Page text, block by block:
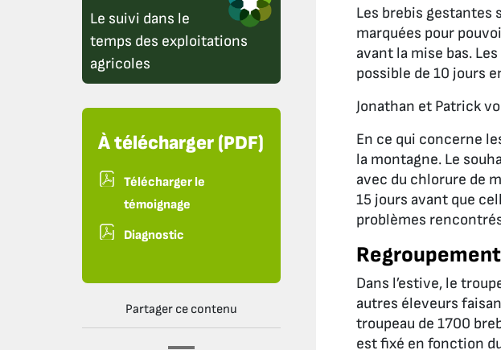
Le suivi dans le
temps des exploitations
agricoles
À télécharger (PDF)
Télécharger le
témoignage
Diagnostic
Partager ce contenu
Les brebis gestantes
marquées pour
avant la mise bas.
possible de 10 jours
Jonathan et Patrick
En ce qui concerne
la montagne. Le
avec du chlorure de
15 jours avant que
problèmes
Dans l’estive, le
autres éleveurs
troupeau de 1700
est fixé en fonction